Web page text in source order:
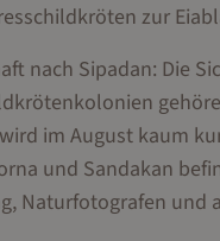
zur
nach Sipadan: Die
im August kaum
und Sandakan
Naturfotografen